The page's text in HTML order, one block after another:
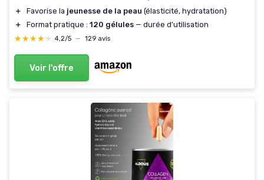
＋
Favorise la jeunesse de la peau (élasticité, hydratation)
＋
Format pratique : 120 gélules — durée d'utilisation
★★★★★
★★★★★ 4,2/5 — 129 avis
Voir l'offre